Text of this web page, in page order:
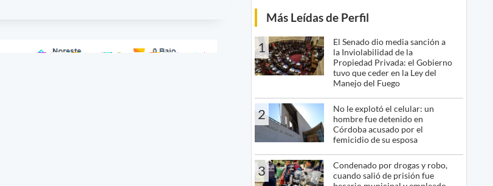
Más Leídas de Perfil
1
El Senado dio media sanción a
la Inviolabilidad de la
Propiedad Privada: el Gobierno
tuvo que ceder en la Ley del
Manejo del Fuego
2
No le explotó el celular: un
hombre fue detenido en
Córdoba acusado por el
femicidio de su esposa
3
Condenado por drogas y robo,
cuando salió de prisión fue